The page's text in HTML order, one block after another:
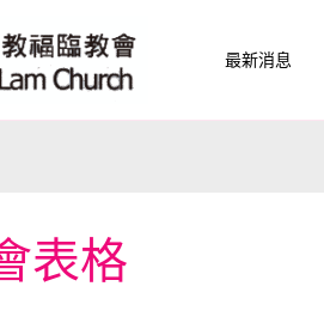
最新消息
表格